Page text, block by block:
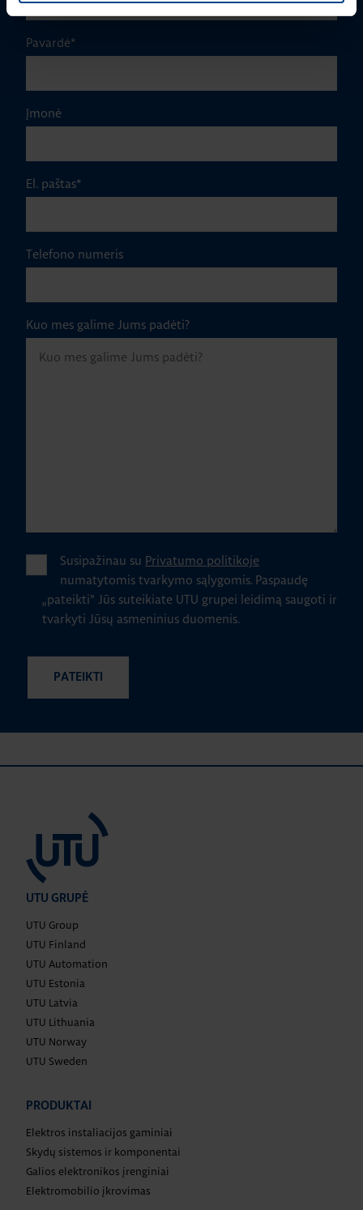
Pavardė*
Įmonė
El. paštas*
Telefono numeris
Kuo mes galime Jums padėti?
Susipažinau su Privatumo politikoje
numatytomis tvarkymo sąlygomis. Paspaudę
„pateikti" Jūs suteikiate UTU grupei leidimą saugoti ir
tvarkyti Jūsų asmeninius duomenis.
UTU GRUPĖ
UTU Group
UTU Finland
UTU Automation
UTU Estonia
UTU Latvia
UTU Lithuania
UTU Norway
UTU Sweden
PRODUKTAI
Elektros instaliacijos gaminiai
Skydų sistemos ir komponentai
Galios elektronikos įrenginiai
Elektromobilio įkrovimas